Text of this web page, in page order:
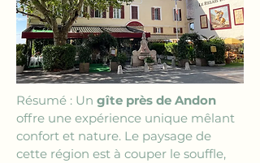
Résumé : Un gîte près de Andon
offre une expérience unique mêlant
confort et nature. Le paysage de
cette région est à couper le souffle,